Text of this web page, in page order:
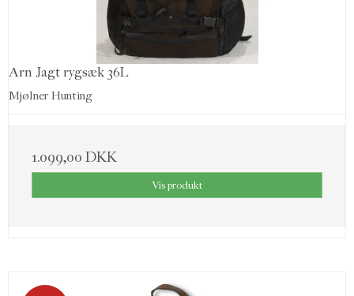
Arn Jagt rygsæk 36L
Mjølner Hunting
1.099,00 DKK
Vis produkt